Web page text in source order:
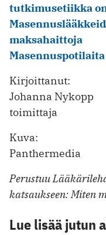
tutkimusetiikka
maksahaittoja
Kirjoittanut:
Johanna Nykopp
toimittaja
Kuva:
Panthermedia
Perustuu
katsaukseen: Miten
Lue lisää jutun